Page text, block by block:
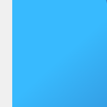
обороны 1